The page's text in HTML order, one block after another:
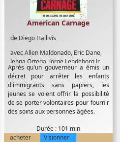
de Diego Hallivis
avecAllen Maldonado, Eric Dane,
Jenna Ortega Jorge Lendeborg Jr
American Carnage
Après qu'un gouverneur a émis un
décret pour arrêter les enfants
d'immigrants sans papiers, les
jeunes se voient offrir la possibilité
de se porter volontaires pour fournir
des soins aux personnes âgées.
Durée : 101 min
acheter
Visionner